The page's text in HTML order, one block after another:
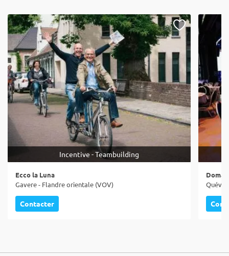
Incentive - Teambuilding
Ecco la Luna
Gavere - Flandre orientale (VOV)
Contacter
Quévy